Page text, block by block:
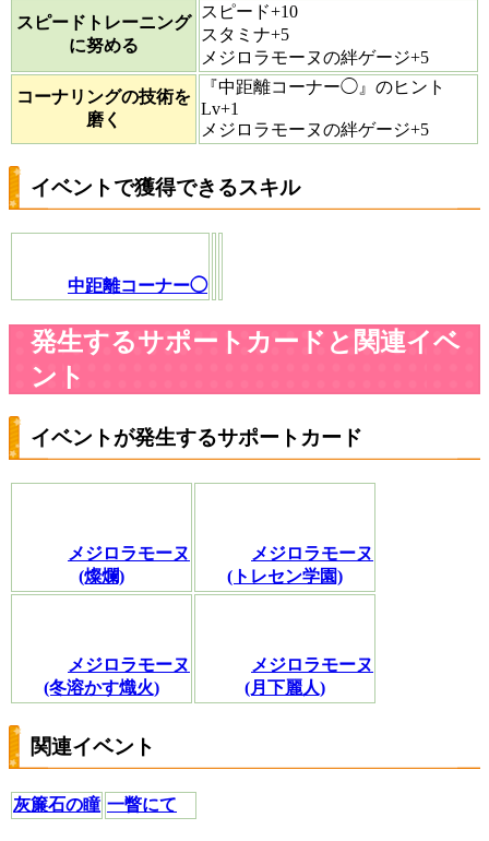
スピードトレーニング
に努める
スピード+10
スタミナ+5
メジロラモーヌの絆ゲージ+5
コーナリングの技術を
磨く
『中距離コーナー◯』のヒント
Lv+1
メジロラモーヌの絆ゲージ+5
イベントで獲得できるスキル
中距離コーナー◯
発生するサポートカードと関連イベ
ント
イベントが発生するサポートカード
メジロラモーヌ
(燦爛)
メジロラモーヌ
(トレセン学園)
メジロラモーヌ
(冬溶かす熾火)
メジロラモーヌ
(月下麗人)
関連イベント
灰簾石の瞳 一瞥にて